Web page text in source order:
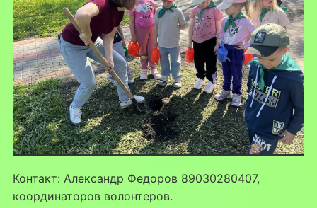
Контакт: Александр Федоров 89030280407,
координаторов волонтеров.